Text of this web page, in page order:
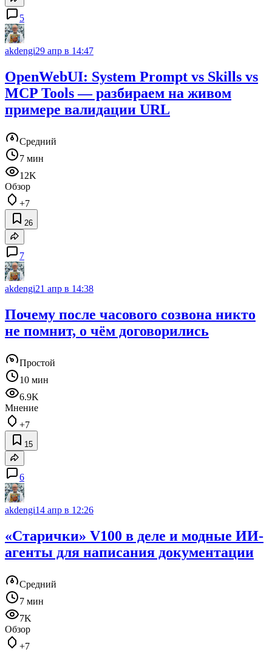
5
akdengi29 апр в 14:47
OpenWebUI: System Prompt vs Skills vs
MCP Tools — разбираем на живом
примере валидации URL
Средний
7 мин
12K
Обзор
+7
26
7
akdengi21 апр в 14:38
Почему после часового созвона никто
не помнит, о чём договорились
Простой
10 мин
6.9K
Мнение
+7
15
6
akdengi14 апр в 12:26
«Старички» V100 в деле и модные ИИ-
агенты для написания документации
Средний
7 мин
7K
Обзор
+7